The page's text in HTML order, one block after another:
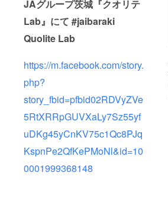
JAグループ茨城『クオリテ
Lab』にて #jaibaraki
Quolite Lab
https://m.facebook.com/story.
php?
story_fbid=pfbid02RDVyZVe
5RtXRRpGUVXaLy7Sz55yf
uDKg45yCnKV75c1Qc8PJq
KspnPe2QfKePMoNl&id=10
0001999368148